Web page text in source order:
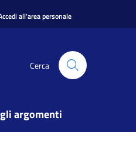
all'area personale
Cerca
argomenti